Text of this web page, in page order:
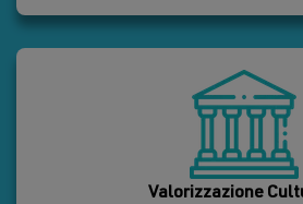
Valorizzazione